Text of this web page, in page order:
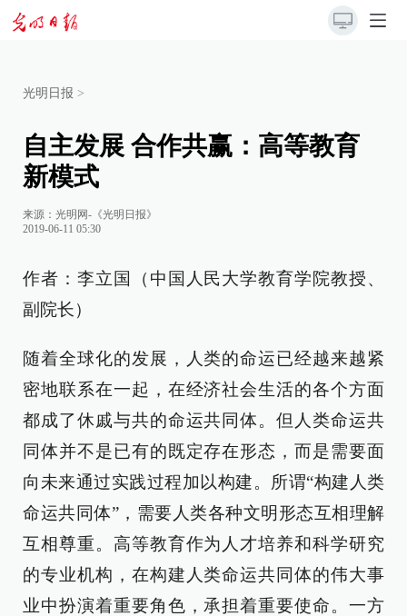
光明日报 >
自主发展 合作共赢：高等教育
新模式
来源： 光明网-《光明日报》
2019-06-11 05:30
作者：李立国（中国人民大学教育学院教授、
副院长）
随着全球化的发展，人类的命运已经越来越紧
密地联系在一起，在经济社会生活的各个方面
都成了休戚与共的命运共同体。但人类命运共
同体并不是已有的既定存在形态，而是需要面
向未来通过实践过程加以构建。所谓“构建人类
命运共同体”，需要人类各种文明形态互相理解
互相尊重。高等教育作为人才培养和科学研究
的专业机构，在构建人类命运共同体的伟大事
业中扮演着重要角色，承担着重要使命。一方